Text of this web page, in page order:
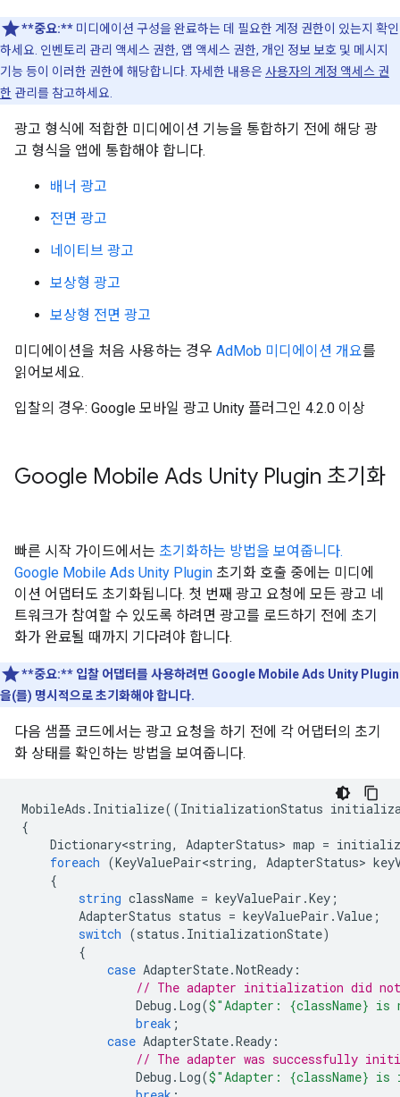
**중요:** 미디에이션 구성을 완료하는 데 필요한 계정 권한이 있는지 확인
하세요. 인벤토리 관리 액세스 권한, 앱 액세스 권한, 개인 정보 보호 및 메시지
기능 등이 이러한 권한에 해당합니다. 자세한 내용은 사용자의 계정 액세스 권
한 관리를 참고하세요.
광고 형식에 적합한 미디에이션 기능을 통합하기 전에 해당 광
고 형식을 앱에 통합해야 합니다.
배너 광고
전면 광고
네이티브 광고
보상형 광고
보상형 전면 광고
미디에이션을 처음 사용하는 경우 AdMob 미디에이션 개요를
읽어보세요.
입찰의 경우: Google 모바일 광고 Unity 플러그인 4.2.0 이상
Google Mobile Ads Unity Plugin 초기화
빠른 시작 가이드에서는 초기화하는 방법을 보여줍니다.
Google Mobile Ads Unity Plugin 초기화 호출 중에는 미디에
이션 어댑터도 초기화됩니다. 첫 번째 광고 요청에 모든 광고 네
트워크가 참여할 수 있도록 하려면 광고를 로드하기 전에 초기
화가 완료될 때까지 기다려야 합니다.
**중요:** 입찰 어댑터를 사용하려면 Google Mobile Ads Unity Plugin
을(를) 명시적으로 초기화해야 합니다.
다음 샘플 코드에서는 광고 요청을 하기 전에 각 어댑터의 초기
화 상태를 확인하는 방법을 보여줍니다.
MobileAds . Initialize((InitializationStatus
{
Dictionary<string, AdapterStatus> map =
foreach (KeyValuePair<string, AdapterStatus>
{
string className = keyValuePair .Key ;
AdapterStatus status = keyValuePair .Value ;
switch (status . InitializationState)
{
case AdapterState.NotReady :
// The adapter initialization did not
Debug . Log($"Adapter: {className} is
break ;
case AdapterState.Ready :
// The adapter was successfully
Debug . Log($"Adapter: {className}